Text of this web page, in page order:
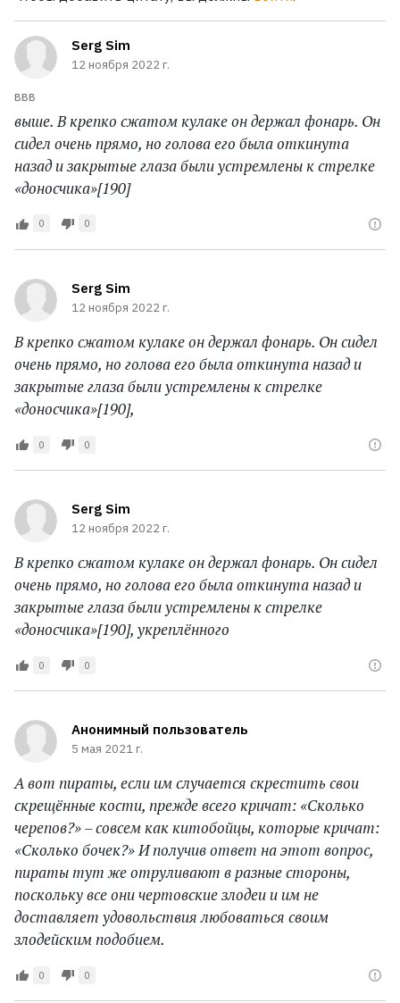
Serg Sim
12 ноября 2022 г.
ввв
выше. В крепко сжатом кулаке он держал фонарь. Он
сидел очень прямо, но голова его была откинута
назад и закрытые глаза были устремлены к стрелке
«доносчика»[190]
0 0
Serg Sim
12 ноября 2022 г.
В крепко сжатом кулаке он держал фонарь. Он сидел
очень прямо, но голова его была откинута назад и
закрытые глаза были устремлены к стрелке
«доносчика»[190],
0 0
Serg Sim
12 ноября 2022 г.
В крепко сжатом кулаке он держал фонарь. Он сидел
очень прямо, но голова его была откинута назад и
закрытые глаза были устремлены к стрелке
«доносчика»[190], укреплённого
0 0
Анонимный пользователь
5 мая 2021 г.
А вот пираты, если им случается скрестить свои
скрещённые кости, прежде всего кричат: «Сколько
черепов?» – совсем как китобойцы, которые кричат:
«Сколько бочек?» И получив ответ на этот вопрос,
пираты тут же отруливают в разные стороны,
поскольку все они чертовские злодеи и им не
доставляет удовольствия любоваться своим
злодейским подобием.
0 0